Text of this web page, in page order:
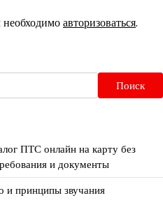
авторизоваться.
Поиск
ПТС онлайн на карту без
и документы
и принципы звучания